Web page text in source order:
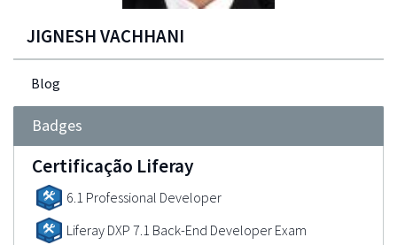
JIGNESH VACHHANI
Blog
Badges
Certificação Liferay
6.1 Professional Developer
Liferay DXP 7.1 Back-End Developer Exam